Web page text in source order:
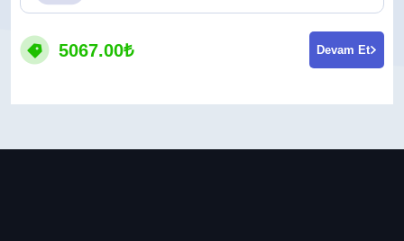
5067.00₺ Devam Et